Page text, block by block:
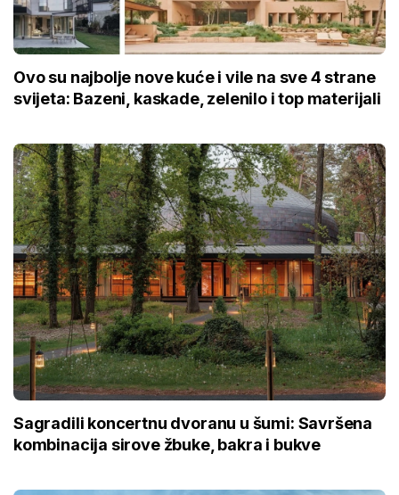
Ovo su najbolje nove kuće i vile na sve 4 strane
svijeta: Bazeni, kaskade, zelenilo i top materijali
Sagradili koncertnu dvoranu u šumi: Savršena
kombinacija sirove žbuke, bakra i bukve